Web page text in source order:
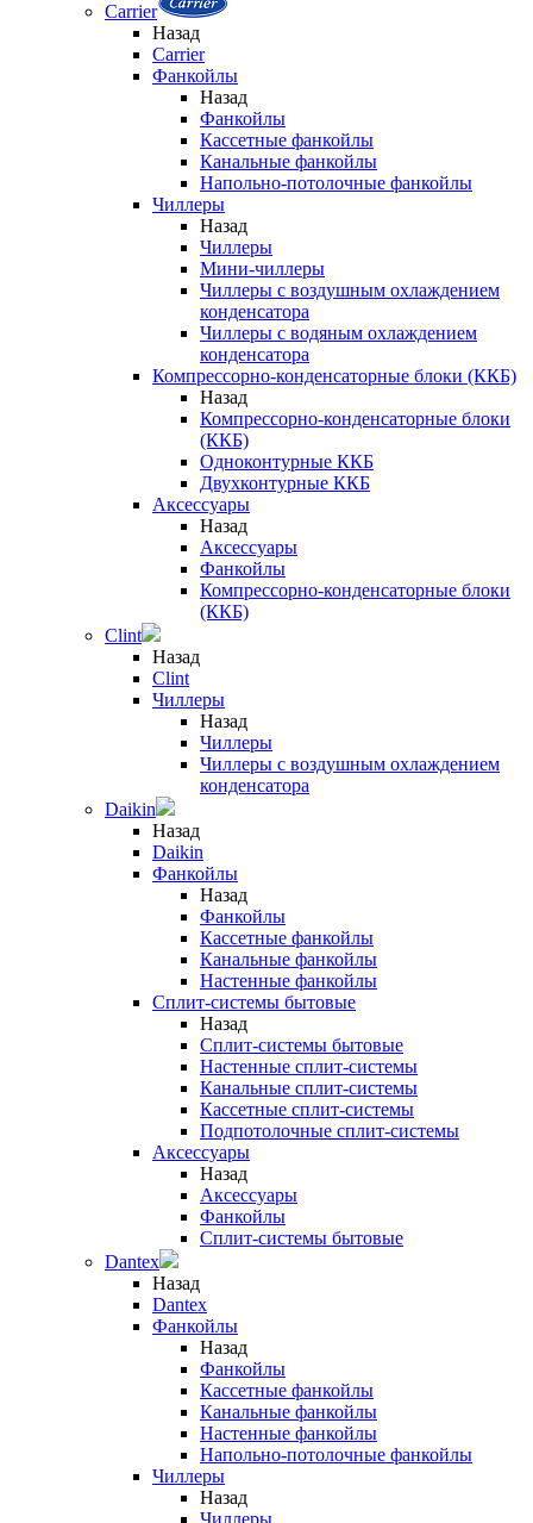
Carrier
Назад
Carrier
Фанкойлы
Назад
Фанкойлы
Кассетные фанкойлы
Канальные фанкойлы
Напольно-потолочные фанкойлы
Чиллеры
Назад
Чиллеры
Мини-чиллеры
Чиллеры с воздушным охлаждением
конденсатора
Чиллеры с водяным охлаждением
конденсатора
Компрессорно-конденсаторные блоки (ККБ)
Назад
Компрессорно-конденсаторные блоки
(ККБ)
Одноконтурные ККБ
Двухконтурные ККБ
Аксессуары
Назад
Аксессуары
Фанкойлы
Компрессорно-конденсаторные блоки
(ККБ)
Clint
Назад
Clint
Чиллеры
Назад
Чиллеры
Чиллеры с воздушным охлаждением
конденсатора
Daikin
Назад
Daikin
Фанкойлы
Назад
Фанкойлы
Кассетные фанкойлы
Канальные фанкойлы
Настенные фанкойлы
Сплит-системы бытовые
Назад
Сплит-системы бытовые
Настенные сплит-системы
Канальные сплит-системы
Кассетные сплит-системы
Подпотолочные сплит-системы
Аксессуары
Назад
Аксессуары
Фанкойлы
Сплит-системы бытовые
Dantex
Назад
Dantex
Фанкойлы
Назад
Фанкойлы
Кассетные фанкойлы
Канальные фанкойлы
Настенные фанкойлы
Напольно-потолочные фанкойлы
Чиллеры
Назад
Чиллеры